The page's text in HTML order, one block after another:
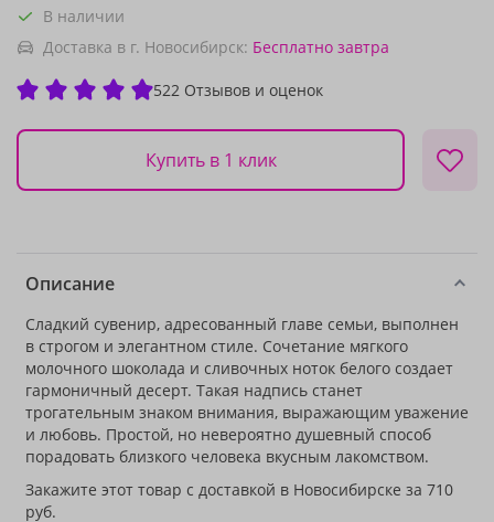
В наличии
Доставка в г. Новосибирск: Бесплатно завтра
522 Отзывов и оценок
Купить в 1 клик
Описание
Сладкий сувенир, адресованный главе семьи, выполнен
в строгом и элегантном стиле. Сочетание мягкого
молочного шоколада и сливочных ноток белого создает
гармоничный десерт. Такая надпись станет
трогательным знаком внимания, выражающим уважение
и любовь. Простой, но невероятно душевный способ
порадовать близкого человека вкусным лакомством.
Закажите этот товар с доставкой в Новосибирске за 710
руб.